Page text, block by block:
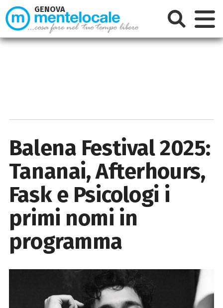
Balena Festival 2025:
Tananai, Afterhours,
Fask e Psicologi i
primi nomi in
programma
GENOVA